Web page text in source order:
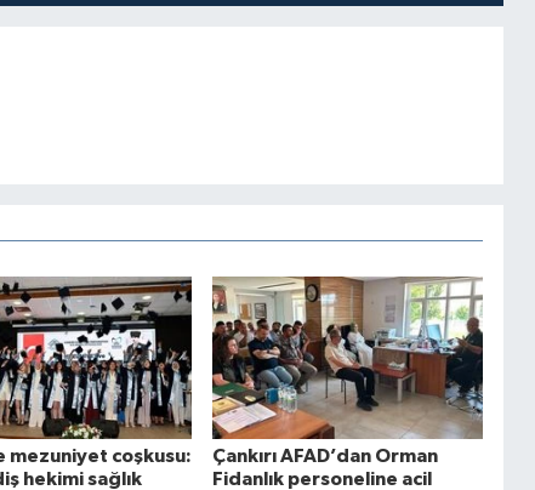
mezuniyet coşkusu:
hekimi sağlık
Çankırı AFAD’dan Orman
Fidanlık personeline acil